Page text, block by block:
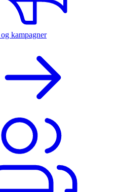
kampagner